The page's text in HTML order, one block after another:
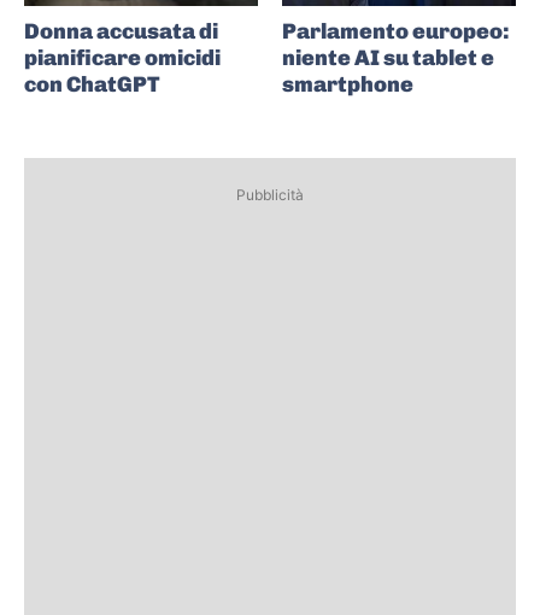
Donna accusata di
pianificare omicidi
con ChatGPT
Parlamento europeo:
niente AI su tablet e
smartphone
Pubblicità